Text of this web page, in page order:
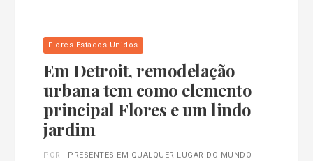
Flores Estados Unidos
Em Detroit, remodelação
urbana tem como elemento
principal Flores e um lindo
jardim
POR- PRESENTES EM QUALQUER LUGAR DO MUNDO